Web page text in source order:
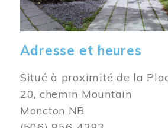
Adresse et heures
Situé à proximité de la
20, chemin Mountain
Moncton NB